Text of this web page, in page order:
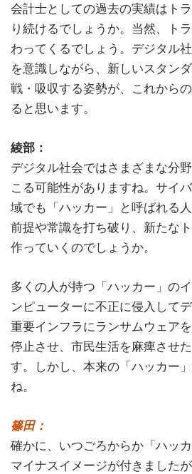
会計士としての過去の実績はト
り続けるでしょうか。当然、ト
わってくるでしょう。デジタル
を意識しながら、新しいスタン
戦・吸収する姿勢が、これから
ると思います。
綾部：
デジタル社会ではさまざまな分
こる可能性がありますね。サイ
域でも「ハッカー」と呼ばれる
前提や常識を打ち破り、新たな
作っていくのでしょうか。
多くの人が持つ「ハッカー」の
ンピューターに不正に侵入して
重要インフラにランサムウェア
停止させ、市民生活を麻痺させ
す。しかし、本来の「ハッカー
ね。
篠田：
確かに、いつごろからか「ハッ
マイナスイメージが付きました